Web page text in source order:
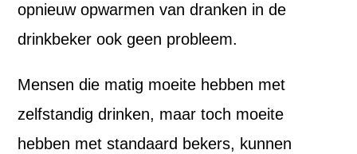
opnieuw opwarmen van dranken in de
drinkbeker ook geen probleem.
Mensen die matig moeite hebben met
zelfstandig drinken, maar toch moeite
hebben met standaard bekers, kunnen